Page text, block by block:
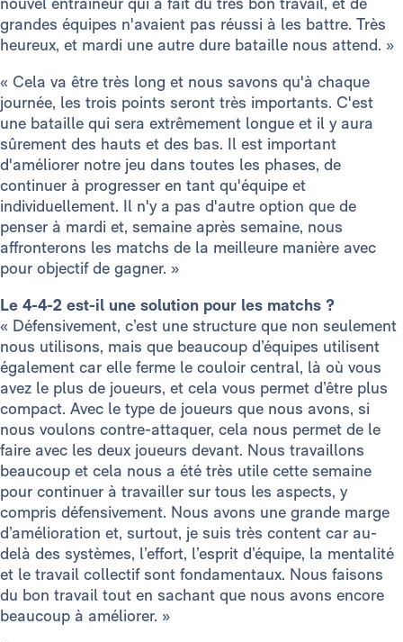
grandes équipes n'avaient pas réussi à les battre. Très
heureux, et mardi une autre dure bataille nous attend. »
« Cela va être très long et nous savons qu'à chaque
journée, les trois points seront très importants. C'est
une bataille qui sera extrêmement longue et il y aura
sûrement des hauts et des bas. Il est important
d'améliorer notre jeu dans toutes les phases, de
continuer à progresser en tant qu'équipe et
individuellement. Il n'y a pas d'autre option que de
penser à mardi et, semaine après semaine, nous
affronterons les matchs de la meilleure manière avec
pour objectif de gagner. »
Le 4-4-2 est-il une solution pour les matchs ?
« Défensivement, c’est une structure que non seulement
nous utilisons, mais que beaucoup d’équipes utilisent
également car elle ferme le couloir central, là où vous
avez le plus de joueurs, et cela vous permet d’être plus
compact. Avec le type de joueurs que nous avons, si
nous voulons contre-attaquer, cela nous permet de le
faire avec les deux joueurs devant. Nous travaillons
beaucoup et cela nous a été très utile cette semaine
pour continuer à travailler sur tous les aspects, y
compris défensivement. Nous avons une grande marge
d’amélioration et, surtout, je suis très content car au-
delà des systèmes, l’effort, l’esprit d’équipe, la mentalité
et le travail collectif sont fondamentaux. Nous faisons
du bon travail tout en sachant que nous avons encore
beaucoup à améliorer. »